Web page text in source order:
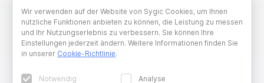
BACK TO OVERVIEW
Wir verwenden auf der Website von Sygic Cookies, um Ihnen
nützliche Funktionen anbieten zu können, die Leistung zu messen
und Ihr Nutzungserlebnis zu verbessern. Sie können Ihre
Einstellungen jederzeit ändern. Weitere Informationen finden Sie
in unserer Cookie-Richtlinie.
Notwendig Analyse